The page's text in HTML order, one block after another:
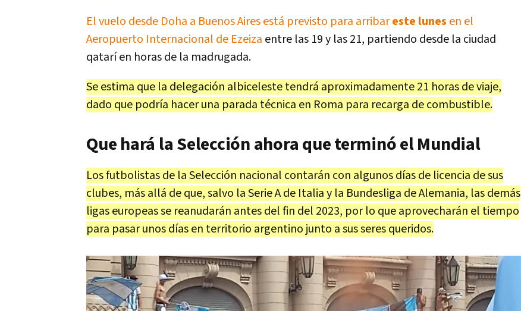
El vuelo desde Doha a Buenos Aires está previsto para arribareste lunes en el
Aeropuerto Internacional de Ezeiza entre las 19 y las 21, partiendo desde la ciudad
qatarí en horas de la madrugada.
Se estima que la delegación albiceleste tendrá aproximadamente 21 horas de viaje,
dado que podría hacer una parada técnica en Roma para recarga de combustible.
Que hará la Selección ahora que terminó el Mundial
Los futbolistas de la Selección nacional contarán con algunos días de licencia de sus
clubes, más allá de que, salvo la Serie A de Italia y la Bundesliga de Alemania, las demás
ligas europeas se reanudarán antes del fin del 2023, por lo que aprovecharán el tiempo
para pasar unos días en territorio argentino junto a sus seres queridos.